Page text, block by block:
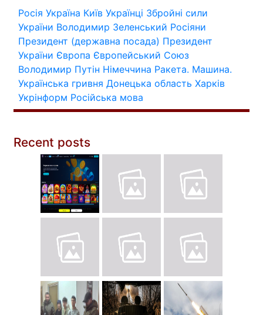
Росія Україна Київ Українці Збройні сили
України Володимир Зеленський Росіяни
Президент (державна посада) Президент
України Європа Європейський Союз
Володимир Путін Німеччина Ракета. Машина.
Українська гривня Донецька область Харків
Укрінформ Російська мова
Recent posts